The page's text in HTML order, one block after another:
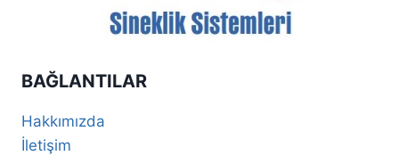
BAĞLANTILAR
Hakkımızda
İletişim